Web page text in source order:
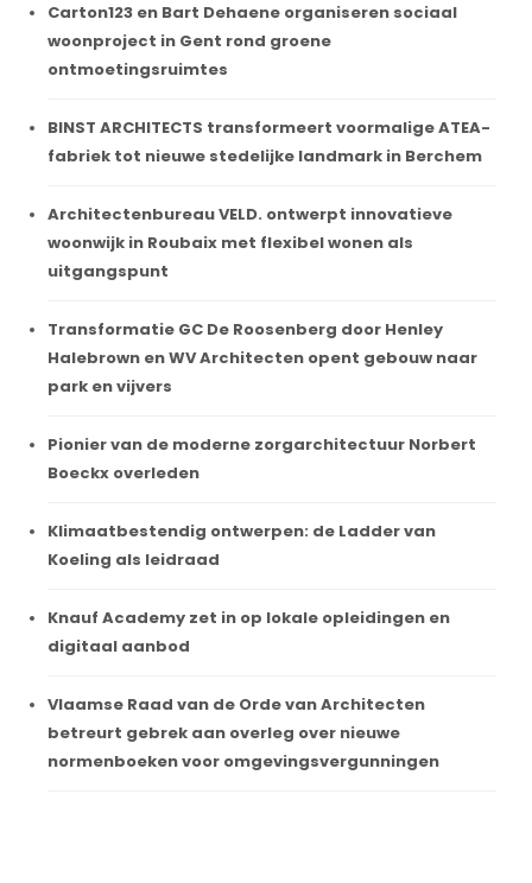
Carton123 en Bart Dehaene organiseren sociaal
woonproject in Gent rond groene
ontmoetingsruimtes
BINST ARCHITECTS transformeert voormalige ATEA-
fabriek tot nieuwe stedelijke landmark in Berchem
Architectenbureau VELD. ontwerpt innovatieve
woonwijk in Roubaix met flexibel wonen als
uitgangspunt
Transformatie GC De Roosenberg door Henley
Halebrown en WV Architecten opent gebouw naar
park en vijvers
Pionier van de moderne zorgarchitectuur Norbert
Boeckx overleden
Klimaatbestendig ontwerpen: de Ladder van
Koeling als leidraad
Knauf Academy zet in op lokale opleidingen en
digitaal aanbod
Vlaamse Raad van de Orde van Architecten
betreurt gebrek aan overleg over nieuwe
normenboeken voor omgevingsvergunningen